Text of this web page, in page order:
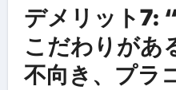
デメリット7:
こだわりがあ
不向き、プラ